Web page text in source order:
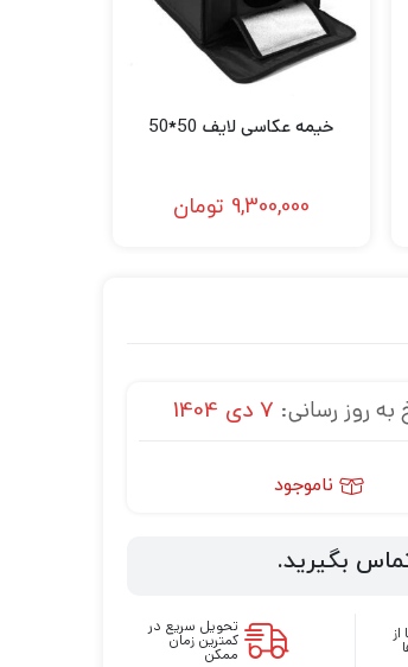
خیمه عکاسی لایف 50*50
9,300,000 تومان
به روز رسانی: 7 دی 1404
ناموجود
بگیرید.
تحویل سریع در
کمترین زمان
ممکن